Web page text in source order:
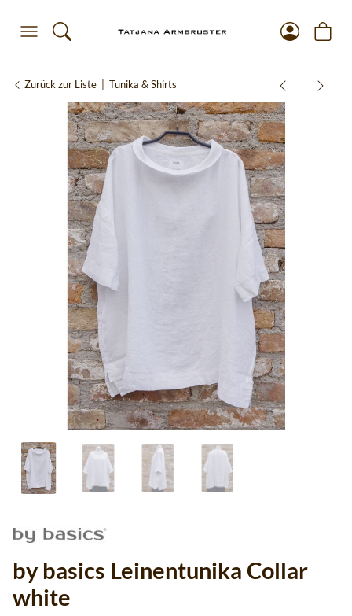
Zurück zur Liste Tunika & Shirts
by basics Leinentunika Collar
white